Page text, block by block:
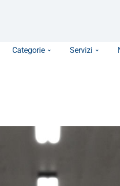
Categorie Servizi